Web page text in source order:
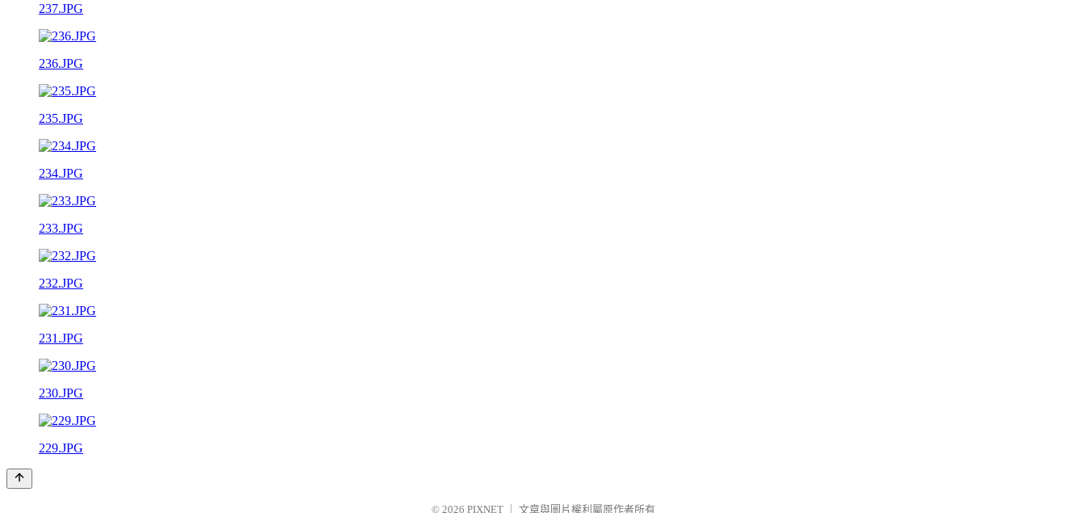
237.JPG
236.JPG
235.JPG
234.JPG
233.JPG
232.JPG
231.JPG
230.JPG
229.JPG
© 2026 PIXNET 文章與圖片權利屬原作者所有